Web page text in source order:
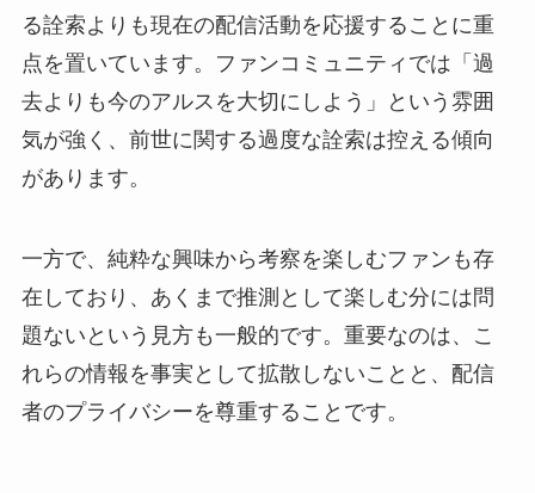
る詮索よりも現在の配信活動を応援することに重
点を置いています。ファンコミュニティでは「過
去よりも今のアルスを大切にしよう」という雰囲
気が強く、前世に関する過度な詮索は控える傾向
があります。
一方で、純粋な興味から考察を楽しむファンも存
在しており、あくまで推測として楽しむ分には問
題ないという見方も一般的です。重要なのは、こ
れらの情報を事実として拡散しないことと、配信
者のプライバシーを尊重することです。